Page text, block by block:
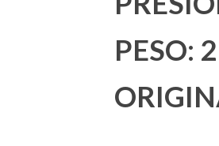
PESO: